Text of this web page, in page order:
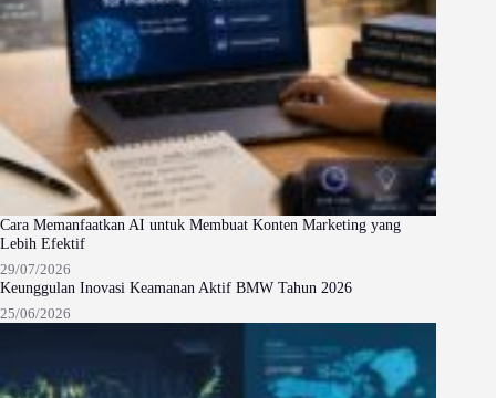
Cara Memanfaatkan AI untuk Membuat Konten Marketing yang
Lebih Efektif
29/07/2026
Keunggulan Inovasi Keamanan Aktif BMW Tahun 2026
25/06/2026